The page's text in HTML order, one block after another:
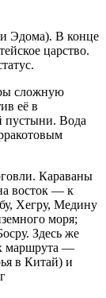
Эдома). В конце
царство.
сложную
её в
пустыни. Вода
Караваны
восток — к
Хегру, Медину
моря;
Здесь же
маршрута —
в Китай) и